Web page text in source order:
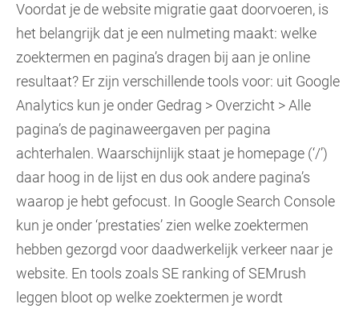
Voordat je de website migratie gaat doorvoeren, is
het belangrijk dat je een nulmeting maakt: welke
zoektermen en pagina’s dragen bij aan je online
resultaat? Er zijn verschillende tools voor: uit Google
Analytics kun je onder Gedrag > Overzicht > Alle
pagina’s de paginaweergaven per pagina
achterhalen. Waarschijnlijk staat je homepage (‘/’)
daar hoog in de lijst en dus ook andere pagina’s
waarop je hebt gefocust. In Google Search Console
kun je onder ‘prestaties’ zien welke zoektermen
hebben gezorgd voor daadwerkelijk verkeer naar je
website. En tools zoals SE ranking of SEMrush
leggen bloot op welke zoektermen je wordt